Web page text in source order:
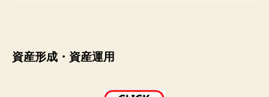
資産形成・資産運用